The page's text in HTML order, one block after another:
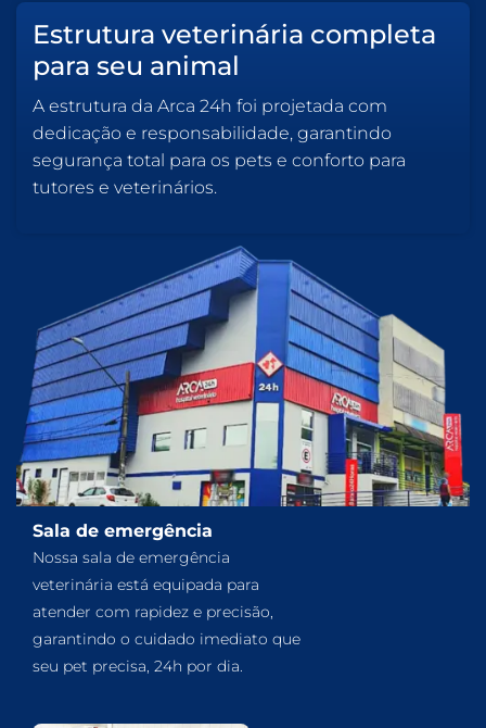
Estrutura veterinária completa
para seu animal
A estrutura da Arca 24h foi projetada com
dedicação e responsabilidade, garantindo
segurança total para os pets e conforto para
tutores e veterinários.
Sala de emergência
Nossa sala de emergência
veterinária está equipada para
atender com rapidez e precisão,
garantindo o cuidado imediato que
seu pet precisa, 24h por dia.